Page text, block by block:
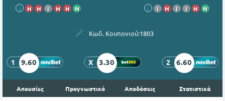
i Η Η Ι Η Η Ν i Ι Η Ι Ι Η Ν
Κωδ. Κουπονιού:1803
1 9.60 X 3.30 2 6.60
Απουσίες Προγνωστικό Αποδόσεις Στατιστικά